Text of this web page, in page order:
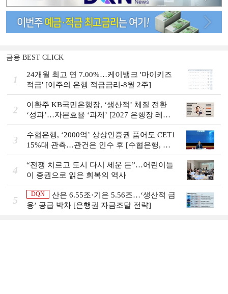
금융 BEST CLICK
1
24개월 최고 연 7.00%…케이뱅크 '마이키즈
적금' [이주의 은행 적금금리-8월 2주]
2
이환주 KB국민은행장, ‘생산적’ 체질 전환
‘성과’…자본효율 ‘과제’ [2027 은행장 레이
스 개막]
3
수협은행, ‘2000억’ 상상인증권 품어도 CET1
15%대 관측…관건은 인수 후 [수협은행, 금
융그룹의 꿈②]
4
“전쟁 치르고 도시 다시 세운 돈”…어린이들
이 증권으로 읽은 회복의 역사
5
DQN
산은 6.55조·기은 5.56조…‘생산적 금
융ʼ 공급 박차 [은행권 자금조달 전략]